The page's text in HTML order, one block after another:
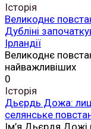
Історія
Великоднє
Дубліні
Ірландії
Великоднє
найважливіших
0
Історія
Дьєрдь Дожа:
селянське
Ім’я Дьєрдя Дожі